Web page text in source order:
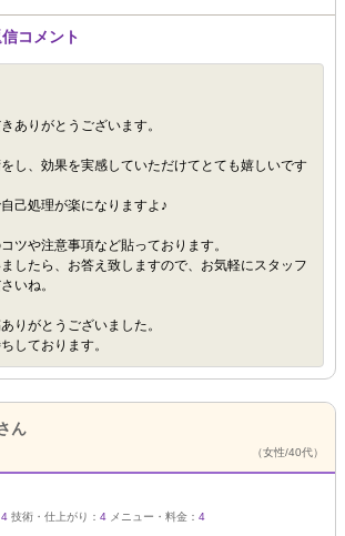
コメント
ありがとうございます。
し、効果を実感していただけてとても嬉しいです
己処理が楽になりますよ♪
ツや注意事項など貼っております。
したら、お答え致しますので、お気軽にスタッフ
いね。
りがとうございました。
しております。
ん
（女性/40代）
4 技術・仕上がり： 4 メニュー・料金： 4